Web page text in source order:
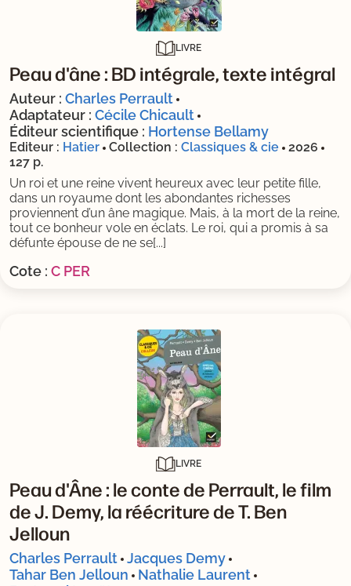
LIVRE
Peau d'âne : BD intégrale, texte intégral
Auteur : Charles Perrault
Adaptateur : Cécile Chicault
Éditeur scientifique : Hortense Bellamy
Editeur : Hatier Collection : Classiques & cie
2026
127 p.
Un roi et une reine vivent heureux avec leur petite fille,
dans un royaume dont les abondantes richesses
proviennent d’un âne magique. Mais, à la mort de la reine,
tout ce bonheur vole en éclats. Le roi, qui a promis à sa
défunte épouse de ne se[...]
Cote : C PER
LIVRE
Peau d'Âne : le conte de Perrault, le film
de J. Demy, la réécriture de T. Ben
Jelloun
Charles Perrault Jacques Demy
Tahar Ben Jelloun
Nathalie Laurent